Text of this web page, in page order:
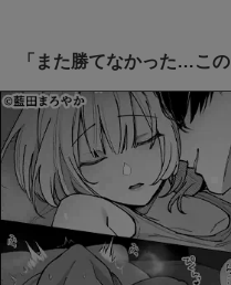
「また勝てなかった…こ